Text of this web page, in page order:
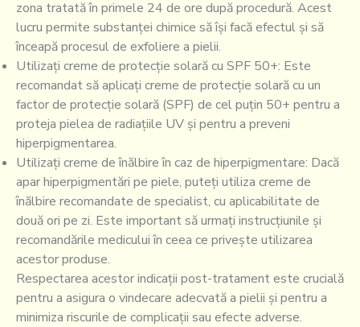
zona tratată în primele 24 de ore după procedură. Acest
lucru permite substanței chimice să își facă efectul și să
înceapă procesul de exfoliere a pielii.
Utilizați creme de protecție solară cu SPF 50+: Este
recomandat să aplicați creme de protecție solară cu un
factor de protecție solară (SPF) de cel puțin 50+ pentru a
proteja pielea de radiațiile UV și pentru a preveni
hiperpigmentarea.
Utilizați creme de înălbire în caz de hiperpigmentare: Dacă
apar hiperpigmentări pe piele, puteți utiliza creme de
înălbire recomandate de specialist, cu aplicabilitate de
două ori pe zi. Este important să urmați instrucțiunile și
recomandările medicului în ceea ce privește utilizarea
acestor produse.
Respectarea acestor indicații post-tratament este crucială
pentru a asigura o vindecare adecvată a pielii și pentru a
minimiza riscurile de complicații sau efecte adverse.